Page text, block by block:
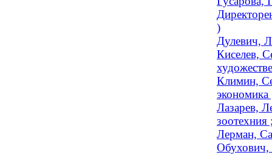
)
Дулевич,
Киселев,
Климин,
экономика
Лазарев,
Лерман,
Обухович,